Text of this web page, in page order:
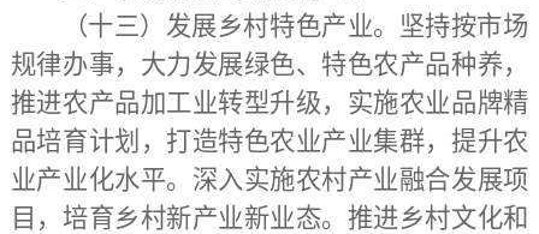
（十三）发展乡村特色产业。 坚持按市场
规律办事，大力发展绿色、特色农产品种养，
推进农产品加工业转型升级，实施农业品牌精
品培育计划，打造特色农业产业集群，提升农
业产业化水平。深入实施农村产业融合发展项
目，培育乡村新产业新业态。推进乡村文化和